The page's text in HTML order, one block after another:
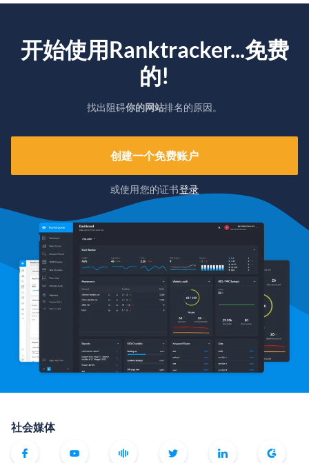
开始使用Ranktracker...免费
的!
找出阻碍你的网站排名的原因。
创建一个免费账户
或使用您的证书登录
社会媒体